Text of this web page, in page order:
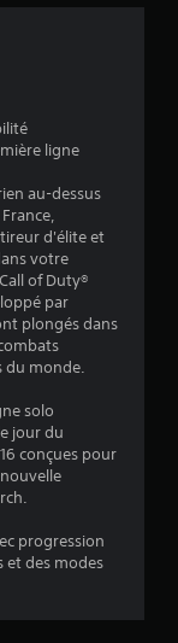
o
e
s
u
r
ligne
au-dessus
d'élite et
votre
of Duty®
par
plongés dans
du monde.
solo
jour du
conçues pour
progression
et des modes